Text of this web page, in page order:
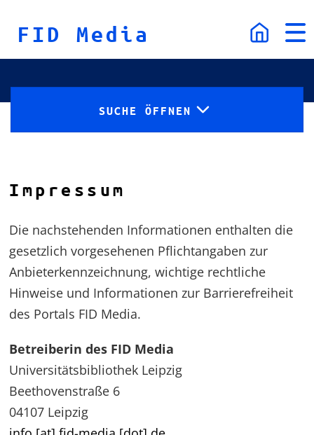
FID Media
Toggle
SUCHE ÖFFNEN
Impressum
Die nachstehenden Informationen enthalten die
gesetzlich vorgesehenen Pflichtangaben zur
Anbieterkennzeichnung, wichtige rechtliche
Hinweise und Informationen zur Barrierefreiheit
des Portals FID Media.
Betreiberin des FID Media
Universitätsbibliothek Leipzig
Beethovenstraße 6
04107 Leipzig